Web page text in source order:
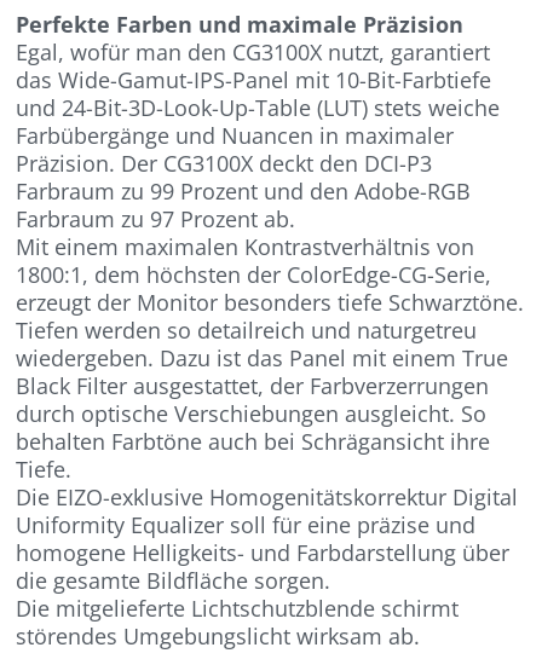
Perfekte Farben und maximale Präzision
Egal, wofür man den CG3100X nutzt, garantiert
das Wide-Gamut-IPS-Panel mit 10-Bit-Farbtiefe
und 24-Bit-3D-Look-Up-Table (LUT) stets weiche
Farbübergänge und Nuancen in maximaler
Präzision. Der CG3100X deckt den DCI-P3
Farbraum zu 99 Prozent und den Adobe-RGB
Farbraum zu 97 Prozent ab.
Mit einem maximalen Kontrastverhältnis von
1800:1, dem höchsten der ColorEdge-CG-Serie,
erzeugt der Monitor besonders tiefe Schwarztöne.
Tiefen werden so detailreich und naturgetreu
wiedergeben. Dazu ist das Panel mit einem True
Black Filter ausgestattet, der Farbverzerrungen
durch optische Verschiebungen ausgleicht. So
behalten Farbtöne auch bei Schrägansicht ihre
Tiefe.
Die EIZO-exklusive Homogenitätskorrektur Digital
Uniformity Equalizer soll für eine präzise und
homogene Helligkeits- und Farbdarstellung über
die gesamte Bildfläche sorgen.
Die mitgelieferte Lichtschutzblende schirmt
störendes Umgebungslicht wirksam ab.